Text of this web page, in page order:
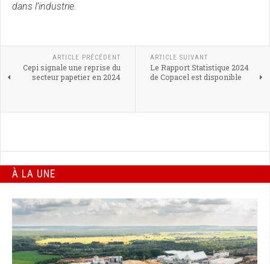
dans l’industrie.
ARTICLE PRÉCÉDENT
Cepi signale une reprise du
secteur papetier en 2024
ARTICLE SUIVANT
Le Rapport Statistique 2024
de Copacel est disponible
À LA UNE